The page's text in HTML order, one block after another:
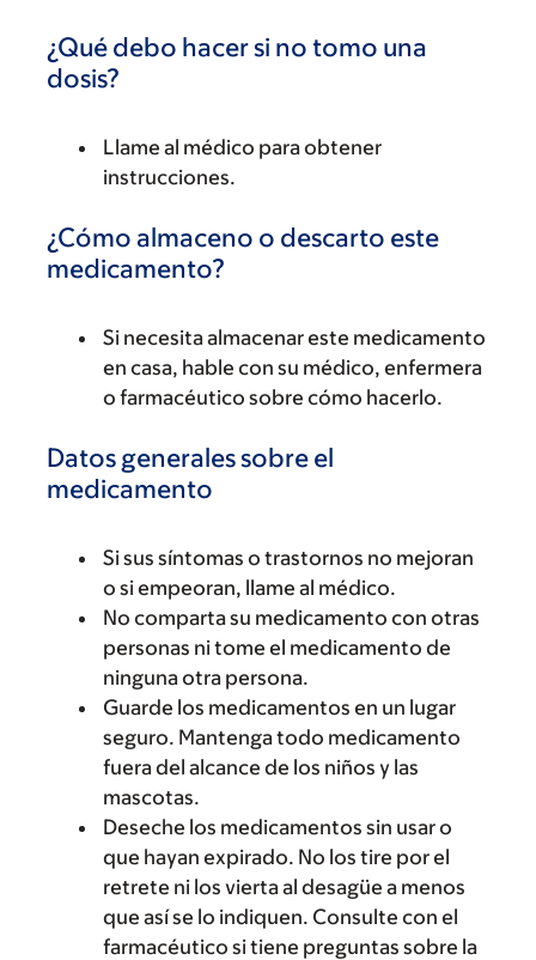
¿Qué debo hacer si no tomo una
dosis?
Llame al médico para obtener
instrucciones.
¿Cómo almaceno o descarto este
medicamento?
Si necesita almacenar este medicamento
en casa, hable con su médico, enfermera
o farmacéutico sobre cómo hacerlo.
Datos generales sobre el
medicamento
Si sus síntomas o trastornos no mejoran
o si empeoran, llame al médico.
No comparta su medicamento con otras
personas ni tome el medicamento de
ninguna otra persona.
Guarde los medicamentos en un lugar
seguro. Mantenga todo medicamento
fuera del alcance de los niños y las
mascotas.
Deseche los medicamentos sin usar o
que hayan expirado. No los tire por el
retrete ni los vierta al desagüe a menos
que así se lo indiquen. Consulte con el
farmacéutico si tiene preguntas sobre la